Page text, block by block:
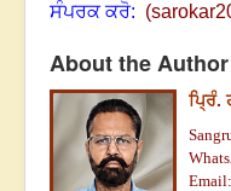
ਸੰਪਰਕ ਕਰੋ: (
About the Author
ਪ੍ਰਿੰ.